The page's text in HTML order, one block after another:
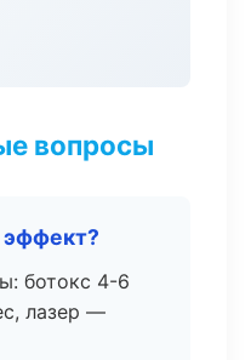
вопросы
ботокс 4-6
лазер —